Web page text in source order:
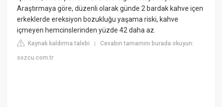
Araştırmaya göre, düzenli olarak günde 2 bardak kahve içen
erkeklerde ereksiyon bozukluğu yaşama riski, kahve
içmeyen hemcinslerinden yüzde 42 daha az.
Kaynak kaldırma talebi |Cevabın tamamını burada okuyun:
sozcu.com.tr